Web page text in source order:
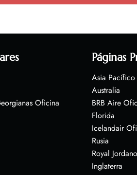
Oficina
Páginas
Asia
Australia
BRB Aire
Florida
Icelandair
Rusia
Royal
Inglaterra